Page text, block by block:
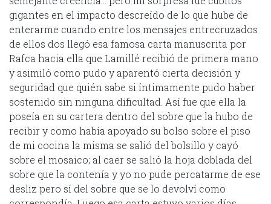
gigantes en el impacto descreído de lo que hube de
enterarme cuando entre los mensajes entrecruzados
de ellos dos llegó esa famosa carta manuscrita por
Rafca hacia ella que Lamillé recibió de primera mano
y asimiló como pudo y aparentó cierta decisión y
seguridad que quién sabe si íntimamente pudo haber
sostenido sin ninguna dificultad. Así fue que ella la
poseía en su cartera dentro del sobre que la hubo de
recibir y como había apoyado su bolso sobre el piso
de mi cocina la misma se salió del bolsillo y cayó
sobre el mosaico; al caer se salió la hoja doblada del
sobre que la contenía y yo no pude percatarme de ese
desliz pero sí del sobre que se lo devolví como